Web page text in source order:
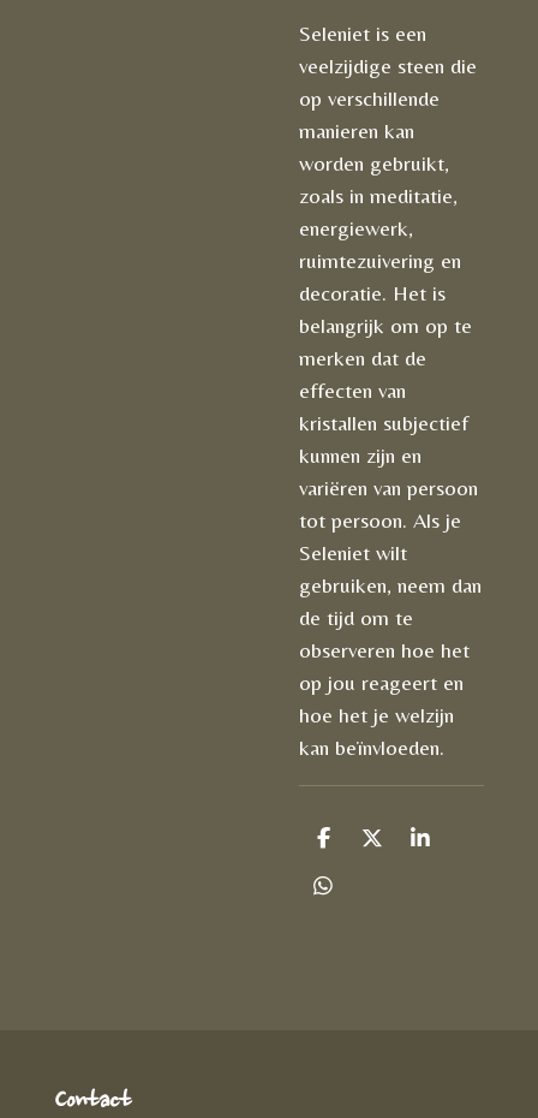
Seleniet is een
veelzijdige steen die
op verschillende
manieren kan
worden gebruikt,
zoals in meditatie,
energiewerk,
ruimtezuivering en
decoratie. Het is
belangrijk om op te
merken dat de
effecten van
kristallen subjectief
kunnen zijn en
variëren van persoon
tot persoon. Als je
Seleniet wilt
gebruiken, neem dan
de tijd om te
observeren hoe het
op jou reageert en
hoe het je welzijn
kan beïnvloeden.
D
l
D
S
D
Contact